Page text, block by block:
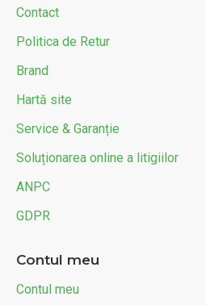
Contact
Politica de Retur
Brand
Hartă site
Service & Garanție
Soluționarea online a litigiilor
ANPC
GDPR
Contul meu
Contul meu